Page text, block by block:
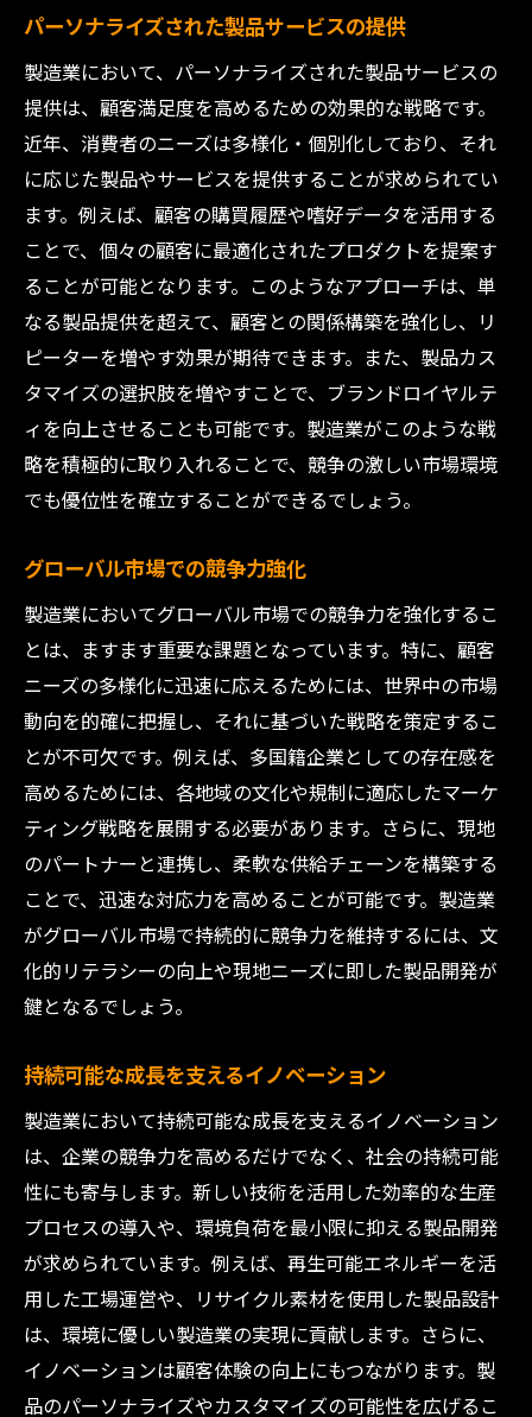
業界全体での協力体制の構築
革新的な製造業の顧客満足度向上事例の紹介
最新技術を用いた成功事例
顧客フィードバックから学ぶ改善事例
持続可能性を考慮した取り組み
業界をリードする企業の実践
顧客の声を反映した製品開発
新規市場開拓による成功ストーリー
製造業の顧客ニーズへの迅速な対応が求められ
る時代の到来
市場変化に応じた柔軟な戦略
顧客期待の変化に対応するための組織改革
スピーディーなイノベーションプロセス
競争優位性を高めるためのデジタルツール
グローバル展開に向けたローカルアプロー
チ
パーソナライズされた製品サービスの提供
製造業において、パーソナライズされた製品サービスの
提供は、顧客満足度を高めるための効果的な戦略です。
近年、消費者のニーズは多様化・個別化しており、それ
に応じた製品やサービスを提供することが求められてい
ます。例えば、顧客の購買履歴や嗜好データを活用する
ことで、個々の顧客に最適化されたプロダクトを提案す
ることが可能となります。このようなアプローチは、単
なる製品提供を超えて、顧客との関係構築を強化し、リ
ピーターを増やす効果が期待できます。また、製品カス
タマイズの選択肢を増やすことで、ブランドロイヤルテ
ィを向上させることも可能です。製造業がこのような戦
略を積極的に取り入れることで、競争の激しい市場環境
でも優位性を確立することができるでしょう。
グローバル市場での競争力強化
製造業においてグローバル市場での競争力を強化するこ
とは、ますます重要な課題となっています。特に、顧客
ニーズの多様化に迅速に応えるためには、世界中の市場
動向を的確に把握し、それに基づいた戦略を策定するこ
とが不可欠です。例えば、多国籍企業としての存在感を
高めるためには、各地域の文化や規制に適応したマーケ
ティング戦略を展開する必要があります。さらに、現地
のパートナーと連携し、柔軟な供給チェーンを構築する
ことで、迅速な対応力を高めることが可能です。製造業
がグローバル市場で持続的に競争力を維持するには、文
化的リテラシーの向上や現地ニーズに即した製品開発が
鍵となるでしょう。
持続可能な成長を支えるイノベーション
製造業において持続可能な成長を支えるイノベーション
は、企業の競争力を高めるだけでなく、社会の持続可能
性にも寄与します。新しい技術を活用した効率的な生産
プロセスの導入や、環境負荷を最小限に抑える製品開発
が求められています。例えば、再生可能エネルギーを活
用した工場運営や、リサイクル素材を使用した製品設計
は、環境に優しい製造業の実現に貢献します。さらに、
イノベーションは顧客体験の向上にもつながります。製
品のパーソナライズやカスタマイズの可能性を広げるこ